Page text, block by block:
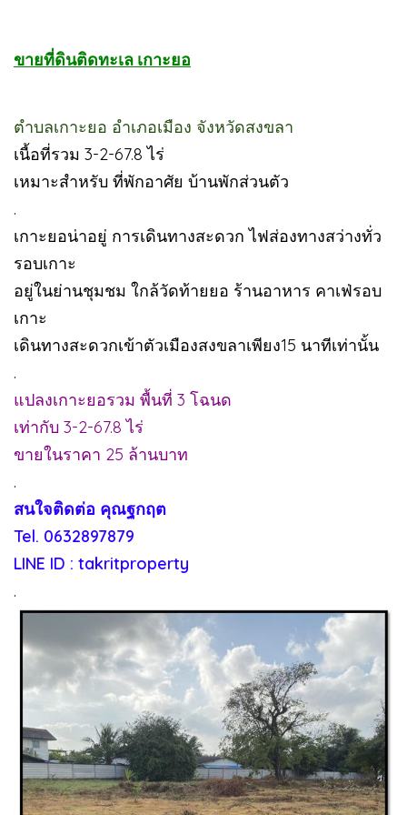
ขายที่ดินติดทะเล เกาะยอ
ตำบลเกาะยอ อำเภอเมือง จังหวัดสงขลา
เนื้อที่รวม 3-2-67.8 ไร่
เหมาะสำหรับ ที่พักอาศัย บ้านพักส่วนตัว
.
เกาะยอน่าอยู่ การเดินทางสะดวก ไฟส่องทางสว่างทั่ว
รอบเกาะ
อยู่ในย่านชุมชม ใกล้วัดท้ายยอ ร้านอาหาร คาเฟ่รอบ
เกาะ
เดินทางสะดวกเข้าตัวเมืองสงขลาเพียง15 นาทีเท่านั้น
.
แปลงเกาะยอรวม พื้นที่ 3 โฉนด
เท่ากับ 3-2-67.8 ไร่
ขายในราคา 25 ล้านบาท
.
สนใจติดต่อ คุณฐกฤต
Tel. 0632897879
LINE ID : takritproperty
.